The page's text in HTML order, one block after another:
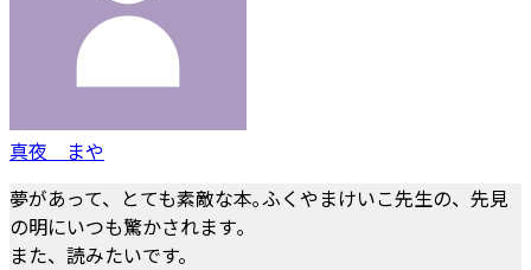
真夜 まや
夢があって、とても素敵な本｡ふくやまけいこ先生の、先見
の明にいつも驚かされます｡
また、読みたいです。